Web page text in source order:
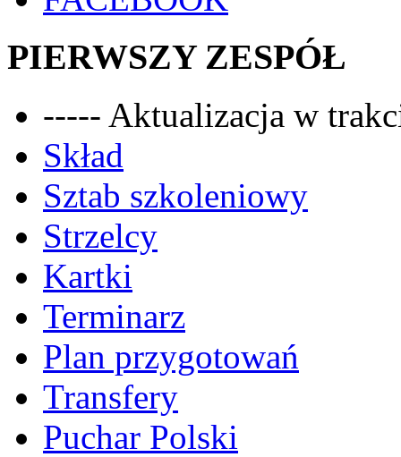
PIERWSZY ZESPÓŁ
----- Aktualizacja w
Skład
Sztab szkoleniowy
Strzelcy
Kartki
Terminarz
Plan przygotowań
Transfery
Puchar Polski